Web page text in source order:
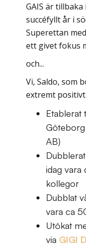
GAIS är
succéfyllt år i
Superettan
ett givet fokus
och...
Vi, Saldo, som
extremt
Etablerat
Göteborg
AB)
idag vara
kollegor
Dubblat
vara ca
Utökat
via GIGI